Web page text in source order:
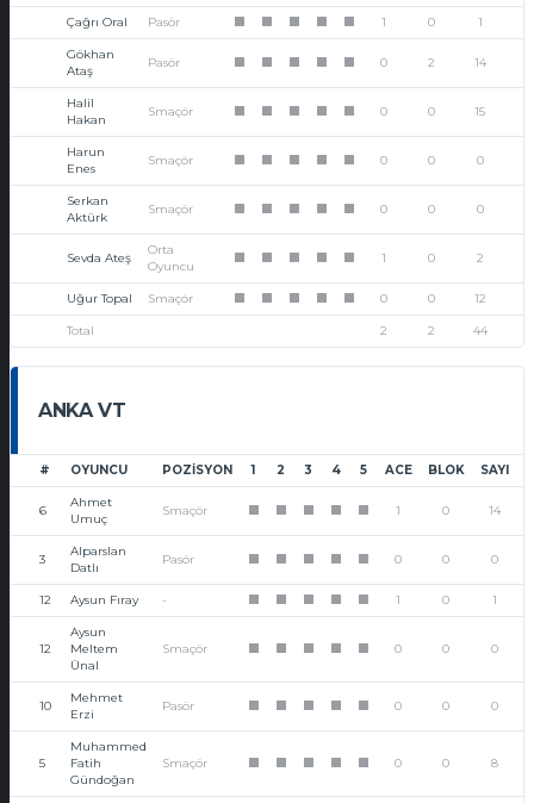
Çağrı Oral Pasör 1 0 1
Gökhan
Ataş
Pasör 0 2 14
Halil
Hakan
Smaçör 0 0 15
Harun
Enes
Smaçör 0 0 0
Serkan
Aktürk
Smaçör 0 0 0
Sevda Ateş
Orta
Oyuncu
1 0 2
Uğur Topal Smaçör 0 0 12
Total 2 2 44
ANKA VT
# OYUNCU POZISYON 1 2 3 4 5 ACE BLOK SAYI
6
Ahmet
Umuç
Smaçör 1 0 14
3
Alparslan
Datlı
Pasör 0 0 0
12 Aysun Fıray - 1 0 1
12
Aysun
Meltem
Ünal
Smaçör 0 0 0
10
Mehmet
Erzi
Pasör 0 0 0
5
Muhammed
Fatih
Gündoğan
Smaçör 0 0 8